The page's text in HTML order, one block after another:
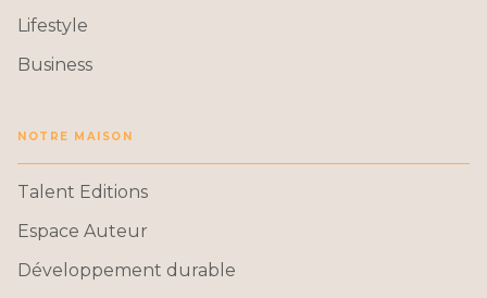
Lifestyle
Business
NOTRE MAISON
Talent Editions
Espace Auteur
Développement durable